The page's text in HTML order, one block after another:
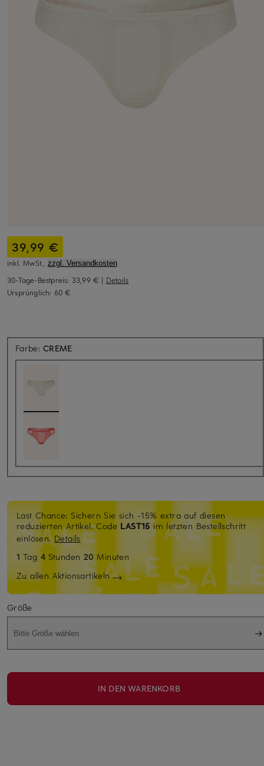
39,99 €
inkl. MwSt., zzgl. Versandkosten
30-Tage-Bestpreis: 33,99 € | Details
Ursprünglich: 60 €
Farbe:CREME
Last Chance: Sichern Sie sich -15% extra auf diesen
reduzierten Artikel. Code LAST15im letzten Bestellschritt
einlösen.Details
1 Tag 4 Stunden 20 Minuten
Zu allen Aktionsartikeln
Größe
Bitte Größe wählen
IN DEN WARENKORB